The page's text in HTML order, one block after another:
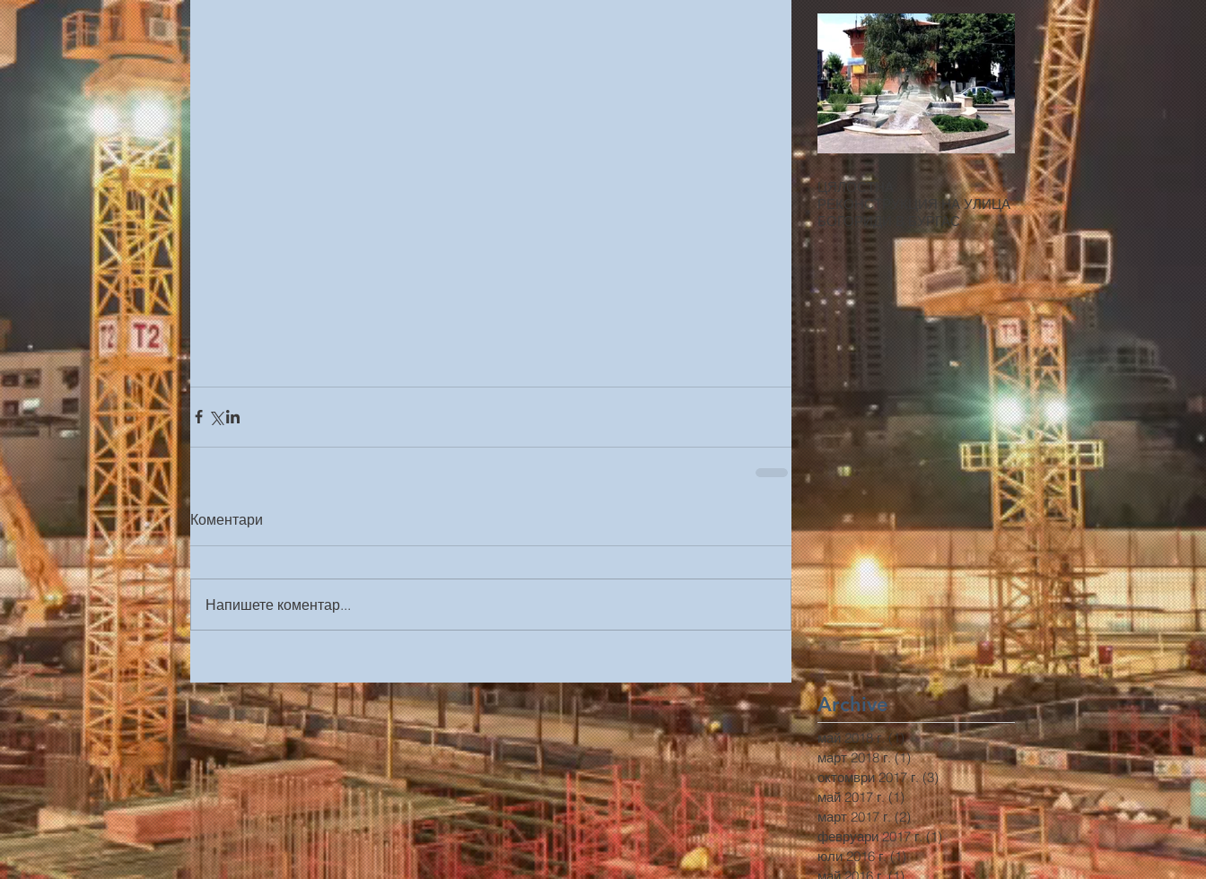
Коментари
Напишете коментар...
ЦЯЛОСТНА
РЕКОНСТРУКЦИЯ НА УЛИЦА
БОГОРИДИ В БУРГАС
Archive
май 2018 г. (1)1 публикация
март 2018 г. (1)1 публикация
октомври 2017 г. (3)3 публикации
май 2017 г. (1)1 публикация
март 2017 г. (2)2 публикации
февруари 2017 г. (1)1 публикация
юли 2016 г. (1)1 публикация
май 2016 г. (1)1 публикация